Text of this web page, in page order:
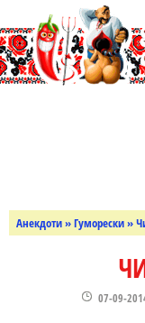
Анекдоти»Гуморески»
07-09-